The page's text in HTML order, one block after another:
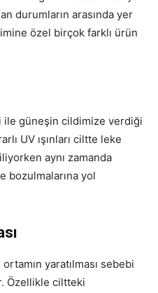
durumların arasında yer
özel birçok farklı ürün
ile güneşin cildimize verdiği
UV ışınları ciltte leke
aynı zamanda
bozulmalarına yol
yaratılması sebebi
Özellikle ciltteki